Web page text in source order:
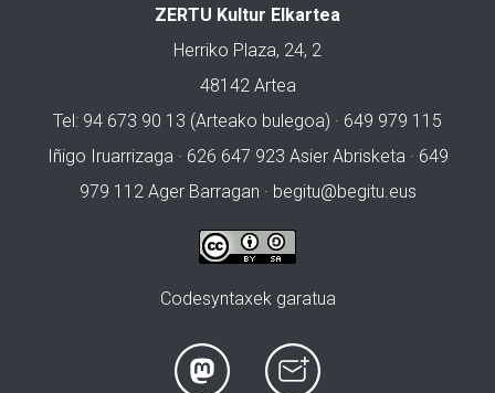
ZERTU Kultur Elkartea
Herriko Plaza, 24, 2
48142 Artea
Tel: 94 673 90 13 (Arteako bulegoa) · 649 979 115
Iñigo Iruarrizaga · 626 647 923 Asier Abrisketa · 649
979 112 Ager Barragan · begitu@begitu.eus
Codesyntaxek garatua